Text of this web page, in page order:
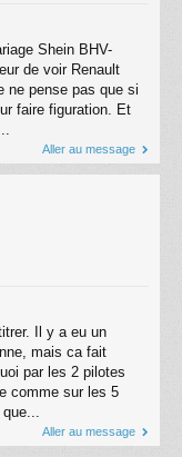
Shein BHV-
de voir Renault
ne pense pas que si
faire figuration. Et
Aller au message
Il y a eu un
mais ca fait
par les 2 pilotes
comme sur les 5
Aller au message